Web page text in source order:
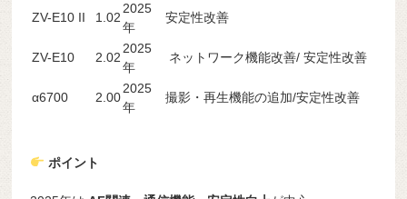
ZV-E10 II 1.02
2025
年
安定性改善
ZV-E10 2.02
2025
年
ネットワーク機能改善/ 安定性改善
α6700 2.00
2025
年
撮影・再生機能の追加/安定性改善
ポイント